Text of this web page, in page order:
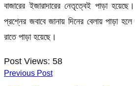
বাজারের ইজারাদারের নেতৃত্বেই পাড়া
প্রশ্নের জবাবে জানায় দিনের বেলায় পাড়া
রাতে পাড়া হয়েছে।
Post Views: 58
Previous Post